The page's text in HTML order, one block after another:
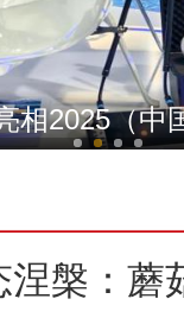
冬小麦开镰
相2025（中
槃：蘑